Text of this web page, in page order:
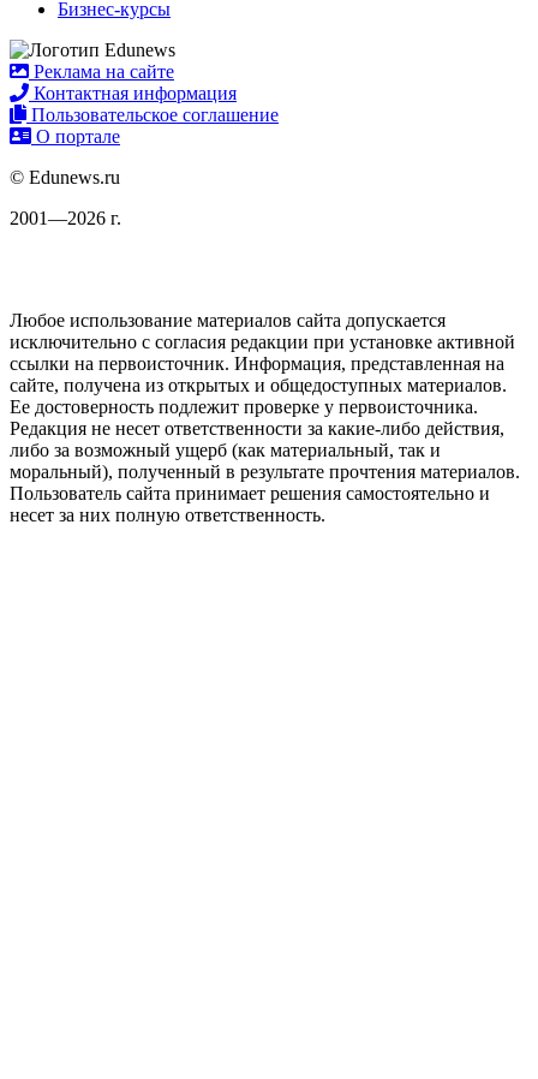
Бизнес-курсы
Реклама на сайте
Контактная информация
Пользовательское соглашение
О портале
© Edunews.ru
2001—2026 г.
Любое использование материалов сайта допускается
исключительно с согласия редакции при установке активной
ссылки на первоисточник. Информация, представленная на
сайте, получена из открытых и общедоступных материалов.
Ее достоверность подлежит проверке у первоисточника.
Редакция не несет ответственности за какие-либо действия,
либо за возможный ущерб (как материальный, так и
моральный), полученный в результате прочтения материалов.
Пользователь сайта принимает решения самостоятельно и
несет за них полную ответственность.